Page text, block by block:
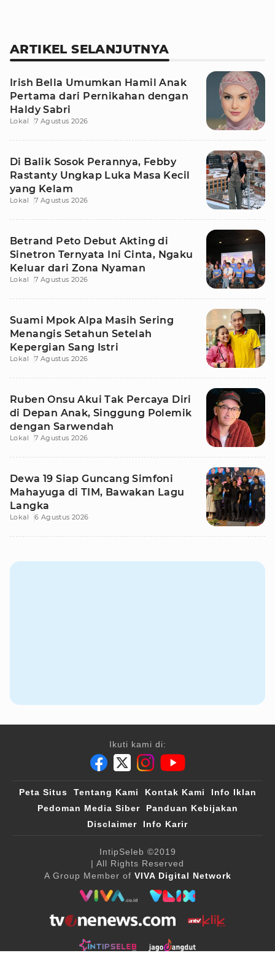
ARTIKEL SELANJUTNYA
Irish Bella Umumkan Hamil Anak
Pertama dari Pernikahan dengan
Haldy Sabri
Lokal 7 Agustus 2026
Di Balik Sosok Perannya, Febby
Rastanty Ungkap Luka Masa Kecil
yang Kelam
Lokal 7 Agustus 2026
Betrand Peto Debut Akting di
Sinetron Ternyata Ini Cinta, Ngaku
Keluar dari Zona Nyaman
Lokal 7 Agustus 2026
Suami Mpok Alpa Masih Sering
Menangis Setahun Setelah
Kepergian Sang Istri
Lokal 7 Agustus 2026
Ruben Onsu Akui Tak Percaya Diri
di Depan Anak, Singgung Polemik
dengan Sarwendah
Lokal 7 Agustus 2026
Dewa 19 Siap Guncang Simfoni
Mahayuga di TIM, Bawakan Lagu
Langka
Lokal 6 Agustus 2026
Ikuti kami di:
Peta Situs Tentang Kami Kontak Kami
Info Iklan
Pedoman Media Siber
Panduan Kebijakan
Disclaimer
Info Karir
IntipSeleb ©2019
| All Rights Reserved
A Group Member of VIVA Digital Network